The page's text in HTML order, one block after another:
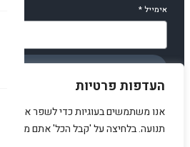
העדפות פרטיות
אנו משתמשים בעוגיות כדי לשפר את
תנועה. בלחיצה על 'קבל הכל' אתם
אימייל*